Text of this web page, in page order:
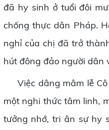
đã hy sinh ở tuổi đôi
chống thực dân Pháp.
nghỉ của chị đã trở
hút đông đảo người dân
Việc dâng mâm lễ Cô
một nghi thức tâm linh,
tưởng nhớ, tri ân sự hy